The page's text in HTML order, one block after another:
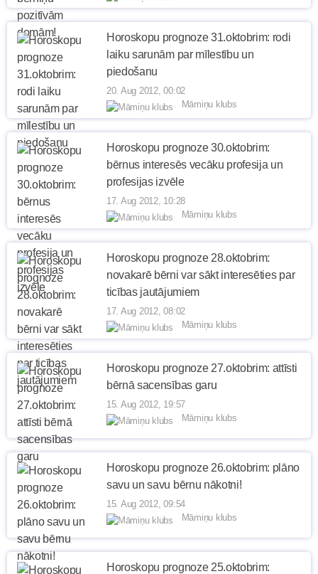
Horoskopu prognoze 31.oktobrim: rodi
laiku sarunām par mīlestību un
piedošanu
20. Aug 2012, 00:02
Māmiņu klubs
Horoskopu prognoze 30.oktobrim:
bērnus interesēs vecāku profesija un
profesijas izvēle
17. Aug 2012, 10:28
Māmiņu klubs
Horoskopu prognoze 28.oktobrim:
novakarē bērni var sākt interesēties par
ticības jautājumiem
17. Aug 2012, 08:02
Māmiņu klubs
Horoskopu prognoze 27.oktobrim: attīsti
bērnā sacensības garu
15. Aug 2012, 19:57
Māmiņu klubs
Horoskopu prognoze 26.oktobrim: plāno
savu un savu bērnu nākotni!
15. Aug 2012, 09:54
Māmiņu klubs
Horoskopu prognoze 25.oktobrim: